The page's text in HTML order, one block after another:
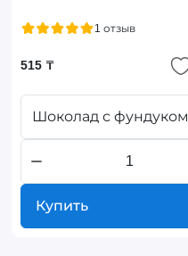
1 отзыв
515 ₸
Шоколад с фундуком
Купить